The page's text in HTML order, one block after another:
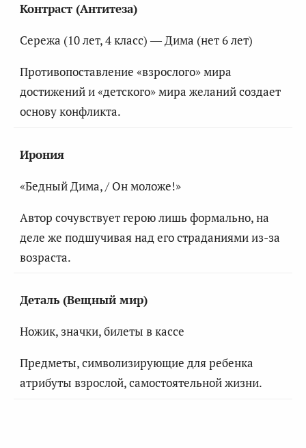
Контраст (Антитеза)
Сережа (10 лет, 4 класс) — Дима (нет 6 лет)
Противопоставление «взрослого» мира
достижений и «детского» мира желаний создает
основу конфликта.
Ирония
«Бедный Дима, / Он моложе!»
Автор сочувствует герою лишь формально, на
деле же подшучивая над его страданиями из-за
возраста.
Деталь (Вещный мир)
Ножик, значки, билеты в кассе
Предметы, символизирующие для ребенка
атрибуты взрослой, самостоятельной жизни.